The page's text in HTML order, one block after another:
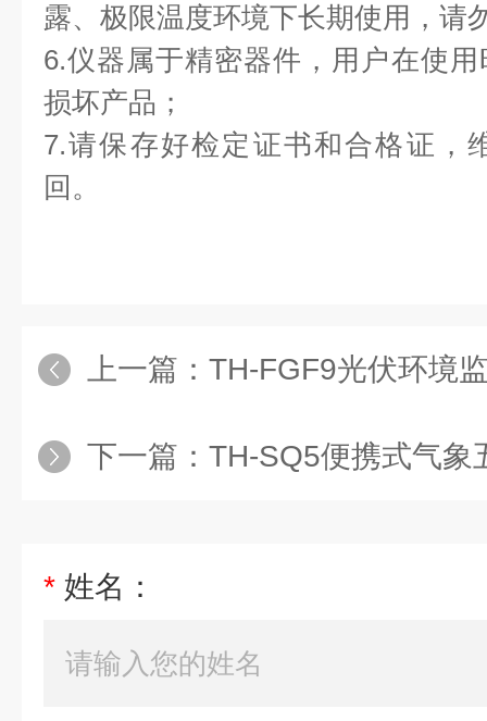
露、极限温度环境下长期使用，请
6.仪器属于精密器件，用户在使
损坏产品；
7.请保存好检定证书和合格证，
回。
上一篇： TH-FGF9光伏环境
下一篇： TH-SQ5便携式气象
* 姓名：